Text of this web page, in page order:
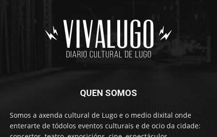
QUEN SOMOS
Somos a axenda cultural de Lugo e o medio dixital onde
enterarte de tódolos eventos culturais e de ocio da cidade: